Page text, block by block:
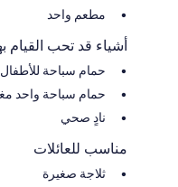
مطعم واحد
أشياء قد تحب القيام
حمام سباحة للأطفال
حمام سباحة واحد
نادٍ صحي
مناسب للعائلات
ثلاجة صغيرة